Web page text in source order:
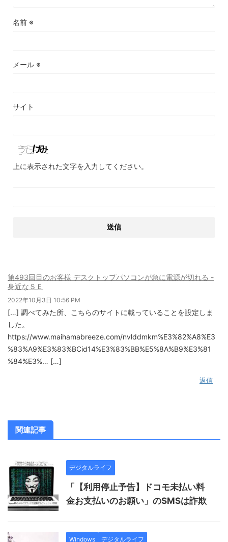
名前 ※
メール ※
サイト
上に表示された文字を入力してください。
第493回目のお客様 デスクトップパソコンが急に電源が切れる -
身近なＳＥ
2022年10月3日 10:56 PM
[…] 調べてみた所、こちらのサイトに載っていることを設定しま
した。
https://www.maihamabreeze.com/nvlddmkm%E3%82%A8%E3
%83%A9%E3%83%BCid14%E3%83%BB%E5%8A%B9%E3%81
%84%E3%… […]
返信
関連記事
デジタルライフ
「【利用停止予告】ドコモ未払い料
金お支払いのお願い」のSMSは詐欺
Windows デジタルライフ